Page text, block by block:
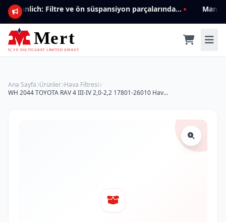
Mannlich: Filtre ve ön süspansiyon parçalarında genişleyen ürün yelpazesiyle kalite ve güven.
Ana Sayfa Ürünler Hava Filtresi
WH 2044 TOYOTA RAV 4 III-IV 2,0-2,2 17801-26010 Hava Filtresi